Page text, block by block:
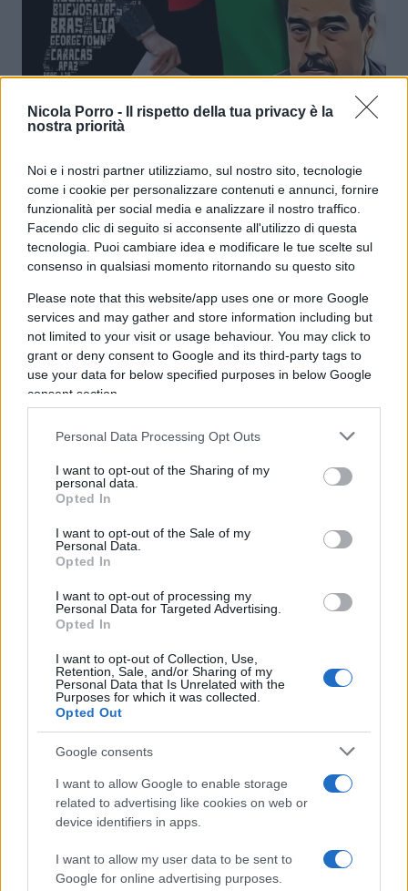
Nicola Porro -
Il rispetto della tua privacy è la
nostra priorità
Noi e i nostri partner utilizziamo, sul nostro sito, tecnologie
come i cookie per personalizzare contenuti e annunci, fornire
funzionalità per social media e analizzare il nostro traffico.
Facendo clic di seguito si acconsente all'utilizzo di questa
tecnologia. Puoi cambiare idea e modificare le tue scelte sul
consenso in qualsiasi momento ritornando su questo sito
Please note that this website/app uses one or more Google
services and may gather and store information including but
not limited to your visit or usage behaviour. You may click to
grant or deny consent to Google and its third-party tags to
use your data for below specified purposes in below Google
consent section.
Personal Data Processing Opt Outs
I want to opt-out of the Sharing of my
personal data.
Opted In
I want to opt-out of the Sale of my
Personal Data.
Opted In
I want to opt-out of processing my
Personal Data for Targeted Advertising.
Opted In
I want to opt-out of Collection, Use,
Retention, Sale, and/or Sharing of my
Personal Data that Is Unrelated with the
Purposes for which it was collected.
Opted Out
Google consents
I want to allow Google to enable storage
related to advertising like cookies on web or
device identifiers in apps.
I want to allow my user data to be sent to
Google for online advertising purposes.
Venezuelani in Italia, Maduro non li
diPaolo Manzo
28 Marzo 2024, 20:30
Lula-Maduro: l’alleanza del terrore
diPaolo Manzo
L’accordo segreto: Biden libera Alex